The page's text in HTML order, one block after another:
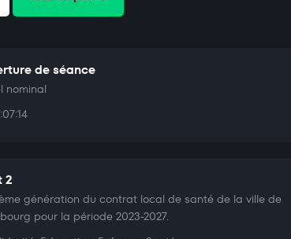
de séance
nominal
2
génération du contrat local de santé de la ville de
pour la période 2023-2027.